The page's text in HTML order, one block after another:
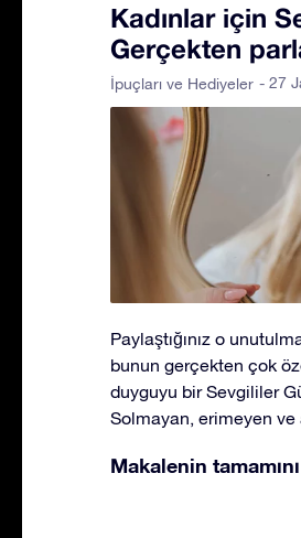
Kadınlar için
Gerçekten
İpuçları ve Hediyeler - 27
Paylaştığınız o
bunun gerçekten çok
duyguyu bir Sevgililer
Solmayan, erimeyen
Makalenin